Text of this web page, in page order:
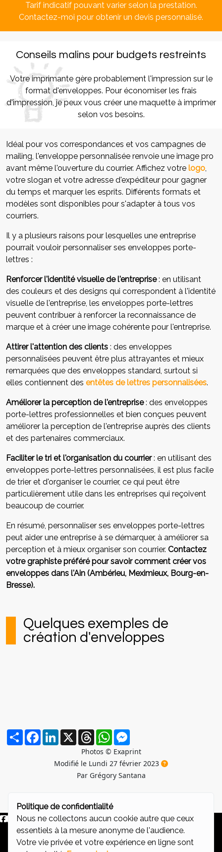
Tarif indicatif pouvant varier selon la prestation.
Contactez-moi pour obtenir un devis personnalisé.
Conseils malins pour budgets restreints
Votre imprimante gère probablement l'impression sur le
format d'enveloppes. Pour économiser les frais
d'impression, je peux vous créer une maquette à imprimer
selon vos besoins.
Idéal pour vos correspondances et vos campagnes de
mailing, l'enveloppe personnalisée renvoie une image pro
avant même l'ouverture du courrier. Affichez votre logo,
votre slogan et votre adresse d'expéditeur pour gagner
du temps et marquer les esprits. Différents formats et
modèles sont disponibles pour s'adapter à tous vos
courriers.
Il y a plusieurs raisons pour lesquelles une entreprise
pourrait vouloir personnaliser ses enveloppes porte-
lettres :
Renforcer l'identité visuelle de l'entreprise: en utilisant
des couleurs et des designs qui correspondent à l'identité
visuelle de l'entreprise, les enveloppes porte-lettres
peuvent contribuer à renforcer la reconnaissance de
marque et à créer une image cohérente pour l'entreprise.
Attirer l'attention des clients : des enveloppes
personnalisées peuvent être plus attrayantes et mieux
remarquées que des enveloppes standard, surtout si
elles contiennent des entêtes de lettres personnalisées.
Améliorer la perception de l'entreprise: des enveloppes
porte-lettres professionnelles et bien conçues peuvent
améliorer la perception de l'entreprise auprès des clients
et des partenaires commerciaux.
Faciliter le tri et l'organisation du courrier: en utilisant des
enveloppes porte-lettres personnalisées, il est plus facile
de trier et d'organiser le courrier, ce qui peut être
particulièrement utile dans les entreprises qui reçoivent
beaucoup de courrier.
En résumé, personnaliser ses enveloppes porte-lettres
peut aider une entreprise à se démarquer, à améliorer sa
perception et à mieux organiser son courrier. Contactez
votre graphiste préféré pour savoir comment créer vos
enveloppes dans l'Ain (Ambérieu, Meximieux, Bourg-en-
Bresse).
Quelques exemples de
création d'enveloppes
PartagerFacebook
LinkedIn
X ThreadsWhatsApp
Photos © Exaprint
Modifié le Lundi 27 février 2023
Par Grégory Santana
©2011-2026
Création de site pour Communication, Marketing,
Publicité avec
Politique de confidentialité
Nous ne collectons aucun cookie autre que ceux
essentiels à la mesure anonyme de l'audience.
Votre vie privée et votre expérience en ligne sont